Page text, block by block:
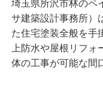
埼玉県所沢市林のペ
サ建築設計事務所）
た住宅塗装全般を手
上防水や屋根リフ
体の工事が可能な間